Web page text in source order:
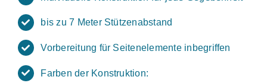
bis zu 7 Meter Stützenabstand
Vorbereitung für Seitenelemente inbegriffen
Farben der Konstruktion: